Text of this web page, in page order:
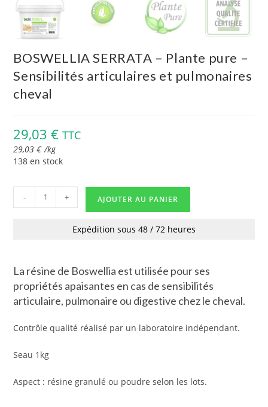
BOSWELLIA SERRATA – Plante pure –
Sensibilités articulaires et pulmonaires
cheval
29,03€ TTC
29,03€ /kg
138 en stock
- + AJOUTER AU PANIER
Expédition sous 48 / 72 heures
La résine de Boswellia est utilisée pour ses
propriétés apaisantes en cas de sensibilités
articulaire, pulmonaire ou digestive chez le cheval.
Contrôle qualité réalisé par un laboratoire indépendant.
Seau 1kg
Aspect : résine granulé ou poudre selon les lots.